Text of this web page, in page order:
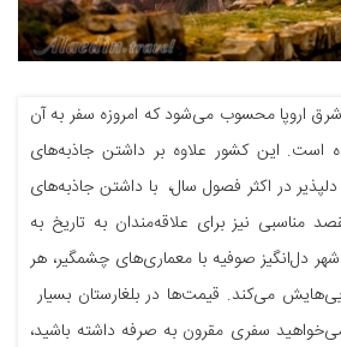
شرق اروپا محسوب می‌شود که امروزه سفر به آن
است. این کشور علاوه بر داشتن جاذبه‌های
در اکثر فصول سال، با داشتن جاذبه‌های
مناسبی نیز برای علاقه‌مندان به تاریخ به
دل‌انگیز صوفیه با معماری‌های چشمگیر، هر
می‌کند. قیمت‌ها در بلغارستان بسیار
سفری مقرون به صرفه داشته باشید،